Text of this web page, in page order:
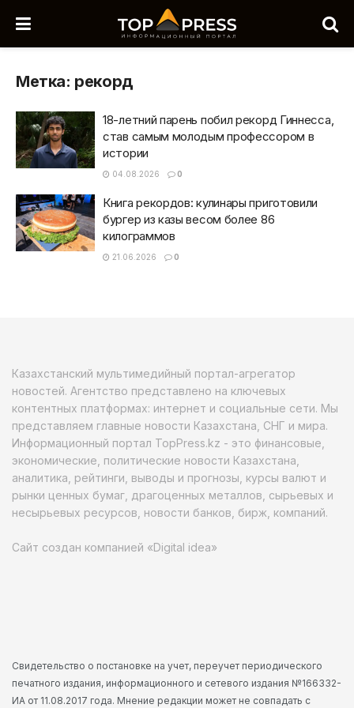
Метка: рекорд
18-летний парень побил рекорд Гиннесса,
став самым молодым профессором в
истории
04.08.2026 0
Книга рекордов: кулинары приготовили
бургер из казы весом более 86
килограммов
21.06.2026 0
Казахстанский мультимедийный портал-агрегатор
новостей. Агентство представлено на ключевых
контентных платформах: интернет и социальные сети. Мы
представляем главные новости Казахстана, СНГ и мира.
Информационный портал TopPress.kz - это финансовые,
экономические, политические новости Казахстана,
аналитика, рейтинги, выводы и прогнозы, курсы валют и
рынки ценных бумаг, драгоценных металлов, сырьевых и
несырьевых ресурсов, новости банков, бирж, компаний.
Сайт создан компанией «Digital idea»
Свидетельство о постановке на учет, переучет периодического
печатного издания, информационного и сетевого издания №166332-
ИА от 11.08.2017 года. Мнение редакции может не совпадать с